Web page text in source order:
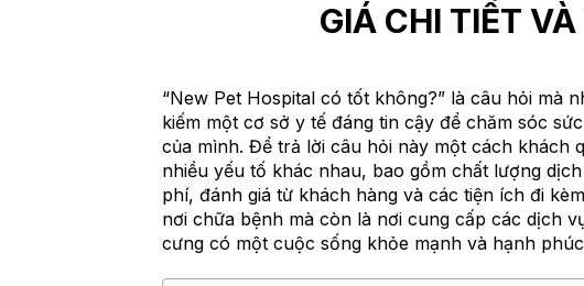
GIÁ CHI TIẾT
“New Pet Hospital có tốt không?” là câu hỏi mà
kiếm một cơ sở y tế đáng tin cậy để chăm sóc
của mình. Để trả lời câu hỏi này một cách khách
nhiều yếu tố khác nhau, bao gồm chất lượng
phí, đánh giá từ khách hàng và các tiện ích đi
nơi chữa bệnh mà còn là nơi cung cấp các dịch
cưng có một cuộc sống khỏe mạnh và hạnh